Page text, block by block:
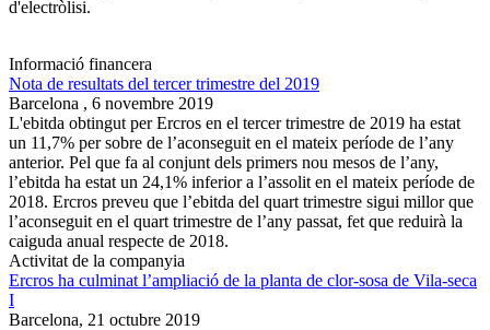
d'electròlisi.
Informació financera
Nota de resultats del tercer trimestre del 2019
Barcelona , 6 novembre 2019
L'ebitda obtingut per Ercros en el tercer trimestre de 2019 ha estat
un 11,7% per sobre de l’aconseguit en el mateix període de l’any
anterior. Pel que fa al conjunt dels primers nou mesos de l’any,
l’ebitda ha estat un 24,1% inferior a l’assolit en el mateix període de
2018. Ercros preveu que l’ebitda del quart trimestre sigui millor que
l’aconseguit en el quart trimestre de l’any passat, fet que reduirà la
caiguda anual respecte de 2018.
Activitat de la companyia
Ercros ha culminat l’ampliació de la planta de clor-sosa de Vila-seca
I
Barcelona, 21 octubre 2019